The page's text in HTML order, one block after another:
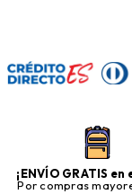
¡ENVÍO GRATIS
Por compras